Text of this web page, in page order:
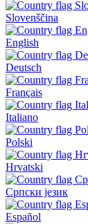
Slovenščina
English
Deutsch
Français
Italiano
Polski
Hrvatski
Српски језик
Español